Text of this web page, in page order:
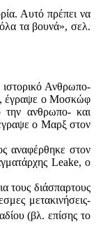
Αυτό πρέπει να
τα βουνά», σελ.
ιστορικό Ανθρωπο-
έγραψε ο Μοσκώφ
την ανθρωπο- και
ο Μαρξ στον
αναφέρθηκε στον
Leake, ο
τους διάσπαρτους
μετακινήσεις-
(βλ. επίσης το